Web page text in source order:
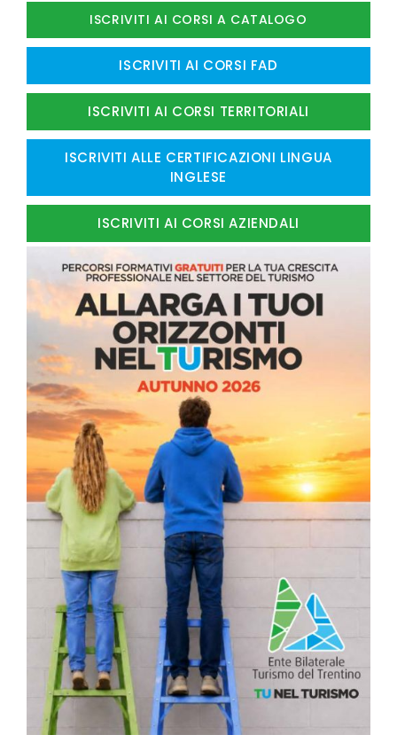
ISCRIVITI AI CORSI A CATALOGO
ISCRIVITI AI CORSI FAD
ISCRIVITI AI CORSI TERRITORIALI
ISCRIVITI ALLE CERTIFICAZIONI LINGUA
INGLESE
ISCRIVITI AI CORSI AZIENDALI